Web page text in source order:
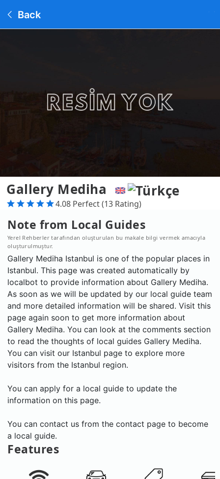
Back
Gallery Mediha
4.08 Perfect (13 Rating)
Note from Local Guides
Yerel Rehberler tarafından oluşturulan bu makale bilgi vermek amacıyla
oluşturulmuştur.
Gallery Mediha Istanbul is one of the popular places in
Istanbul. This page was created automatically by
localbot to provide information about Gallery Mediha.
As soon as we will be updated by our local guide team
and more detailed information will be shared. Visit this
page again soon to get more information about
Gallery Mediha. You can look at the comments section
to read the thoughts of local guides Gallery Mediha.
You can visit our Istanbul page to explore more
visitors from the Istanbul region.
You can apply for a local guide to update the
information on this page.
You can contact us from the contact page to become
a local guide.
Features